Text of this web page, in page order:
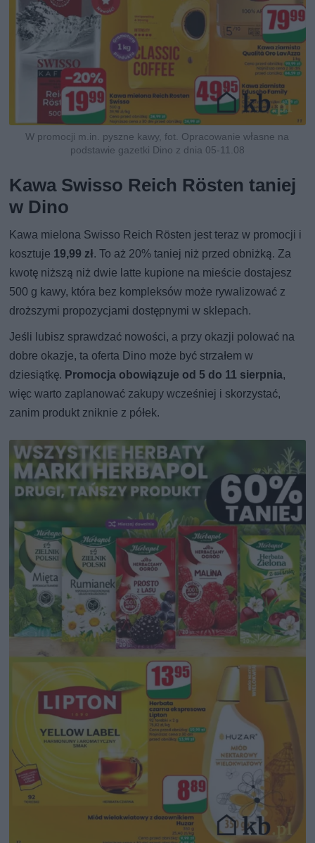
W promocji m.in. pyszne kawy, fot. Opracowanie własne na
podstawie gazetki Dino z dnia 05-11.08
Kawa Swisso Reich Rösten taniej
w Dino
Kawa mielona Swisso Reich Rösten jest teraz w promocji i
kosztuje 19,99 zł. To aż 20% taniej niż przed obniżką. Za
kwotę niższą niż dwie latte kupione na mieście dostajesz
500 g kawy, która bez kompleksów może rywalizować z
droższymi propozycjami dostępnymi w sklepach.
Jeśli lubisz sprawdzać nowości, a przy okazji polować na
dobre okazje, ta oferta Dino może być strzałem w
dziesiątkę. Promocja obowiązuje od 5 do 11 sierpnia,
więc warto zaplanować zakupy wcześniej i skorzystać,
zanim produkt zniknie z półek.